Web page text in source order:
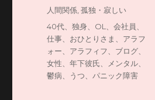
稿カ
ゴ
ー
人間関係 ,孤独・寂しい
タ
グ
40代、独身、OL、会社員、
仕事、おひとりさま、アラフ
ォー、アラフィフ、ブログ、
女性、年下彼氏、メンタル、
鬱病、うつ、パニック障害